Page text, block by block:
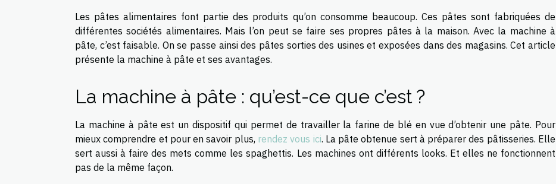
Les pâtes alimentaires font partie des produits qu’on consomme beaucoup. Ces pâtes sont fabriquées de
différentes sociétés alimentaires. Mais l’on peut se faire ses propres pâtes à la maison. Avec la machine à
pâte, c’est faisable. On se passe ainsi des pâtes sorties des usines et exposées dans des magasins. Cet article
présente la machine à pâte et ses avantages.
La machine à pâte : qu’est-ce que c’est ?
La machine à pâte est un dispositif qui permet de travailler la farine de blé en vue d’obtenir une pâte. Pour
mieux comprendre et pour en savoir plus, rendez vous ici. La pâte obtenue sert à préparer des pâtisseries. Elle
sert aussi à faire des mets comme les spaghettis. Les machines ont différents looks. Et elles ne fonctionnent
pas de la même façon.